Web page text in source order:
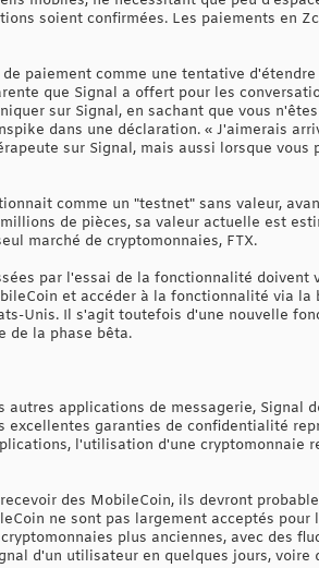
soient confirmées. Les paiements en
paiement comme une tentative
que Signal a offert pour les
sur Signal, en sachant que vous
dans une déclaration. « J'aimerais
sur Signal, mais aussi lorsque
comme un "testnet" sans valeur,
de pièces, sa valeur actuelle est
marché de cryptomonnaies, FTX.
par l'essai de la fonctionnalité doivent
et accéder à la fonctionnalité via
Unis. Il s'agit toutefois d'une nouvelle
de la phase bêta.
applications de messagerie, Signal
excellentes garanties de confidentialité
l'utilisation d'une cryptomonnaie
des MobileCoin, ils devront
ne sont pas largement acceptés
plus anciennes, avec des
d'un utilisateur en quelques jours, voire